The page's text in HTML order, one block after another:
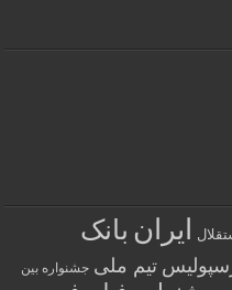
ایران بانک
تیم ملی جشنواره بین